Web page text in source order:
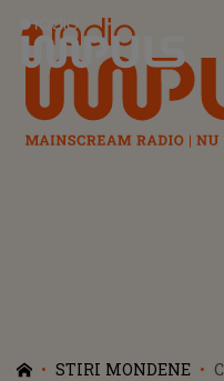
Radio Impuls
STIRI MONDENE